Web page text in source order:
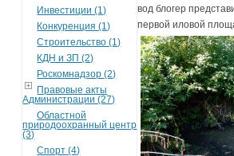
Инвестиции (1)
Конкуренция (1)
Строительство (1)
КДН и ЗП (2)
Роскомнадзор (2)
Правовые акты
Администрации (27)
Областной
природоохранный центр
(3)
Спорт (4)
вод блогер
первой иловой